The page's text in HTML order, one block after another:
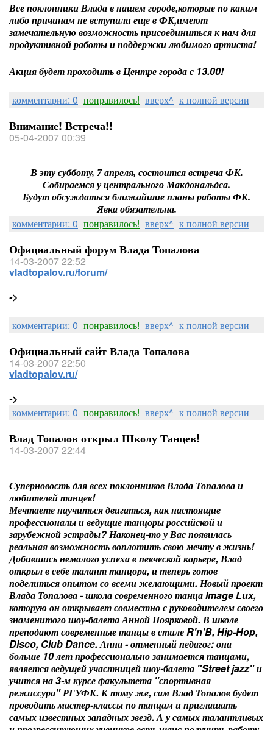
Все поклонники Влада в нашем городе,которые по каким
либо причинам не вступили еще в ФК,имеют
замечательную возможность присоединиться к нам для
продуктивной работы и поддержки любимого артиста!
Акция будет проходить в Центре города с 13.00!
комментарии: 0 понравилось! вверх^ к полной версии
Внимание! Встреча!!
05-04-2007 00:39
В эту субботу, 7 апреля, состоится встреча ФК.
Собираемся у центрального Макдональдса.
Будут обсуждаться ближайшие планы работы ФК.
Явка обязательна.
комментарии: 0 понравилось! вверх^ к полной версии
Официальный форум Влада Топалова
14-03-2007 22:52
vladtopalov.ru/forum/
->
комментарии: 0 понравилось! вверх^ к полной версии
Официальный сайт Влада Топалова
14-03-2007 22:50
vladtopalov.ru/
->
комментарии: 0 понравилось! вверх^ к полной версии
Влад Топалов открыл Школу Танцев!
14-03-2007 22:44
Суперновость для всех поклонников Влада Топалова и
любителей танцев!
Мечтаете научиться двигаться, как настоящие
профессионалы и ведущие танцоры российской и
зарубежной эстрады? Наконец-то у Вас появилась
реальная возможность воплотить свою мечту в жизнь!
Добившись немалого успеха в певческой карьере, Влад
открыл в себе талант танцора, и теперь готов
поделиться опытом со всеми желающими. Новый проект
Влада Топалова - школа современного танца Image Lux,
которую он открывает совместно с руководителем своего
знаменитого шоу-балета Анной Поярковой. В школе
преподают современные танцы в стиле R'n'B, Hip-Hop,
Disco, Club Dance. Анна - отменный педагог: она
больше 10 лет профессионально занимается танцами,
является ведущей участницей шоу-балета "Street jazz" и
учится на 3-м курсе факультета "спортивная
режиссура" РГУФК. К тому же, сам Влад Топалов будет
проводить мастер-классы по танцам и приглашать
самых известных западных звезд. А у самых талантливых